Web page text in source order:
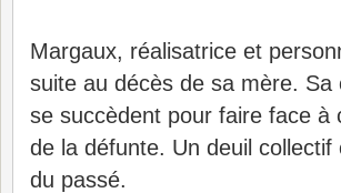
Margaux, réalisatrice et
suite au décès de sa mère.
se succèdent pour faire face
de la défunte. Un deuil
du passé.